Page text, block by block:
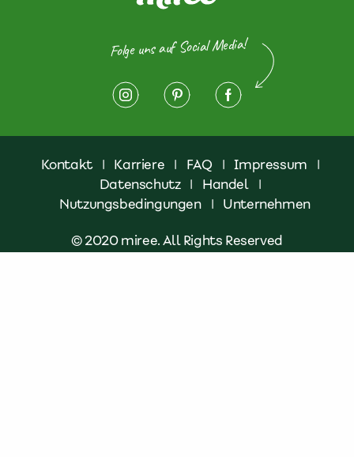
Folge uns auf Social Media!
Kontakt | Karriere | FAQ | Impressum
|
Datenschutz | Handel
|
Nutzungsbedingungen
| Unternehmen
© 2020 miree. All Rights Reserved